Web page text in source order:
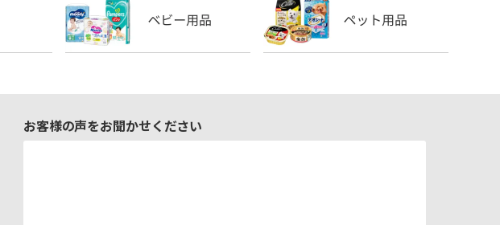
お客様の声をお聞かせください